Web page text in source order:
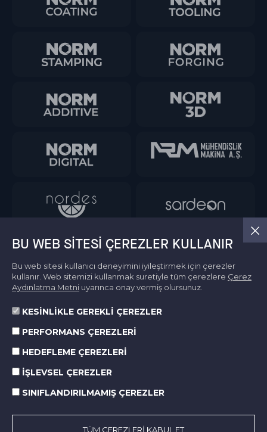
Bilgi Toplumu Hizmetleri
Kullanım Koşulları
Kişisel Verilerin Korunması
BU WEB SITESI ÇEREZLER KULLANIR
Bu web sitesi kullanıcı deneyimini iyileştirmek için çerezler
kullanır. Web sitemizi kullanmak suretiyle tüm çerezlere Çerez
Aydınlatma Metni uyarınca onay vermiş olursunuz.
KESİNLİKLE GEREKLİ ÇEREZLER
PERFORMANS ÇEREZLERİ
HEDEFLEME ÇEREZLERİ
İŞLEVSEL ÇEREZLER
SINIFLANDIRILMAMIŞ ÇEREZLER
TÜM ÇEREZLERİ KABUL ET